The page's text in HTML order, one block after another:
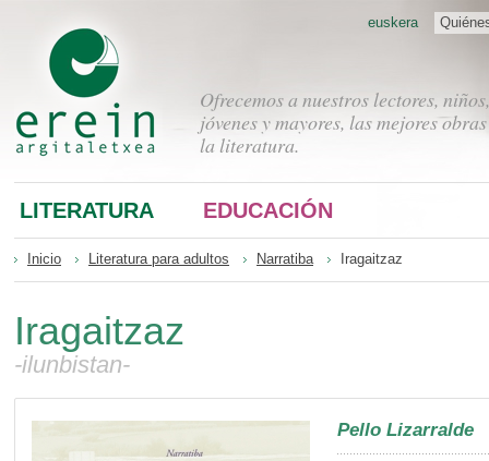
Ofrecemos a nuestros lectores, niños,
jóvenes y mayores, las mejores
la literatura.
euskera
LITERATURA EDUCACIÓN
Inicio Literatura para adultos Narratiba Iragaitzaz
Iragaitzaz
-ilunbistan-
Pello Lizarralde